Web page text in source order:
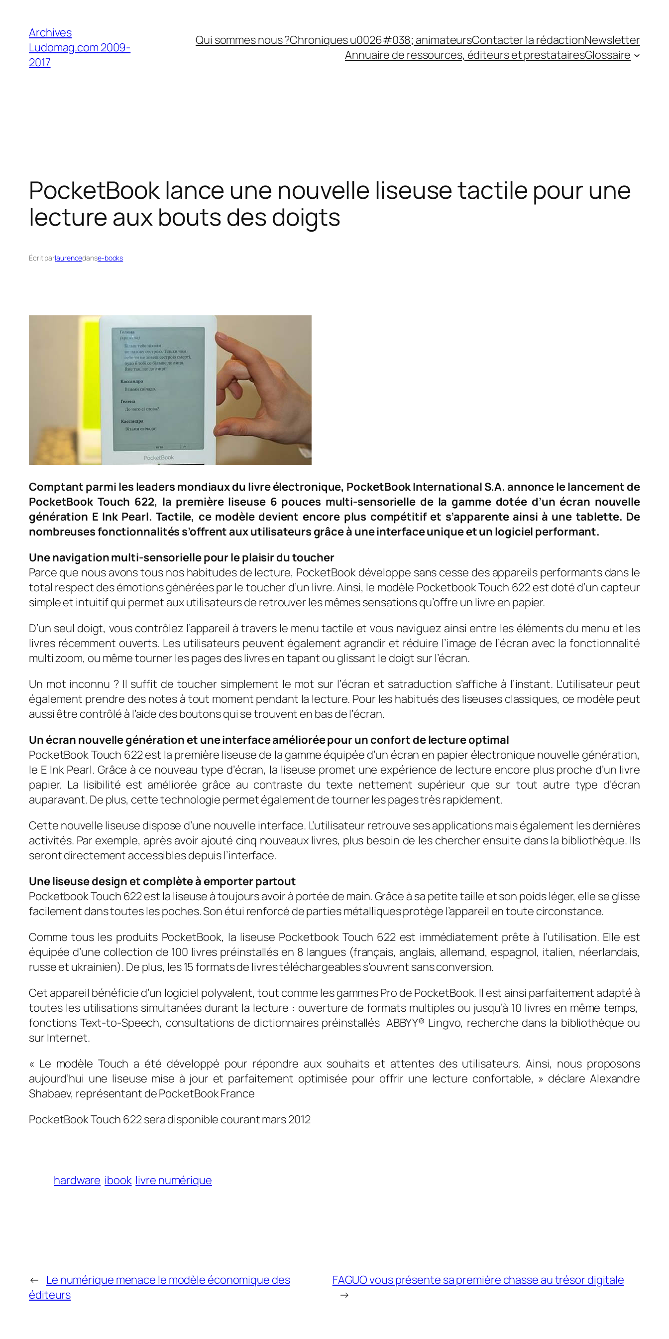
contenu
Archives
Ludomag.com 2009-
2017
Qui sommes nous ?Chroniques u0026#038; animateursContacter la rédactionNewsletter
Annuaire de ressources, éditeurs et prestatairesGlossaire
PocketBook lance une nouvelle liseuse tactile pour une
lecture aux bouts des doigts
Écrit parlaurencedanse-books
Comptant parmi les leaders mondiaux du livre électronique, PocketBook International S.A. annonce le lancement de
PocketBook Touch 622, la première liseuse 6 pouces multi-sensorielle de la gamme dotée d’un écran nouvelle
génération E Ink Pearl. Tactile, ce modèle devient encore plus compétitif et s’apparente ainsi à une tablette. De
nombreuses fonctionnalités s’offrent aux utilisateurs grâce à une interface unique et un logiciel performant.
Une navigation multi-sensorielle pour le plaisir du toucher
Parce que nous avons tous nos habitudes de lecture, PocketBook développe sans cesse des appareils performants dans le
total respect des émotions générées par le toucher d’un livre. Ainsi, le modèle Pocketbook Touch 622 est doté d’un capteur
simple et intuitif qui permet aux utilisateurs de retrouver les mêmes sensations qu’offre un livre en papier.
D’un seul doigt, vous contrôlez l’appareil à travers le menu tactile et vous naviguez ainsi entre les éléments du menu et les
livres récemment ouverts. Les utilisateurs peuvent également agrandir et réduire l’image de l’écran avec la fonctionnalité
multi zoom, ou même tourner les pages des livres en tapant ou glissant le doigt sur l’écran.
Un mot inconnu ? Il suffit de toucher simplement le mot sur l’écran et satraduction s’affiche à l’instant. L’utilisateur peut
également prendre des notes à tout moment pendant la lecture. Pour les habitués des liseuses classiques, ce modèle peut
aussi être contrôlé à l’aide des boutons qui se trouvent en bas de l’écran.
Un écran nouvelle génération et une interface améliorée pour un confort de lecture optimal
PocketBook Touch 622 est la première liseuse de la gamme équipée d’un écran en papier électronique nouvelle génération,
le E Ink Pearl. Grâce à ce nouveau type d’écran, la liseuse promet une expérience de lecture encore plus proche d’un livre
papier. La lisibilité est améliorée grâce au contraste du texte nettement supérieur que sur tout autre type d’écran
auparavant. De plus, cette technologie permet également de tourner les pages très rapidement.
Cette nouvelle liseuse dispose d’une nouvelle interface. L’utilisateur retrouve ses applications mais également les dernières
activités. Par exemple, après avoir ajouté cinq nouveaux livres, plus besoin de les chercher ensuite dans la bibliothèque. Ils
seront directement accessibles depuis l’interface.
Une liseuse design et complète à emporter partout
Pocketbook Touch 622 est la liseuse à toujours avoir à portée de main. Grâce à sa petite taille et son poids léger, elle se glisse
facilement dans toutes les poches. Son étui renforcé de parties métalliques protège l’appareil en toute circonstance.
Comme tous les produits PocketBook, la liseuse Pocketbook Touch 622 est immédiatement prête à l’utilisation. Elle est
équipée d’une collection de 100 livres préinstallés en 8 langues (français, anglais, allemand, espagnol, italien, néerlandais,
russe et ukrainien). De plus, les 15 formats de livres téléchargeables s’ouvrent sans conversion.
Cet appareil bénéficie d’un logiciel polyvalent, tout comme les gammes Pro de PocketBook. Il est ainsi parfaitement adapté à
toutes les utilisations simultanées durant la lecture : ouverture de formats multiples ou jusqu’à 10 livres en même temps,
fonctions Text-to-Speech, consultations de dictionnaires préinstallés ABBYY® Lingvo, recherche dans la bibliothèque ou
sur Internet.
« Le modèle Touch a été développé pour répondre aux souhaits et attentes des utilisateurs. Ainsi, nous proposons
aujourd’hui une liseuse mise à jour et parfaitement optimisée pour offrir une lecture confortable, » déclare Alexandre
Shabaev, représentant de PocketBook France
PocketBook Touch 622 sera disponible courant mars 2012
hardware ibook livre numérique
← Le numérique menace le modèle économique des
éditeurs
FAGUO vous présente sa première chasse au trésor digitale
→